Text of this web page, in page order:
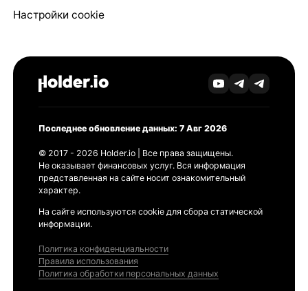
Настройки cookie
Последнее обновление данных: 7 Авг 2026
© 2017 - 2026 Holder.io | Все права защищены.
Не оказывает финансовых услуг. Вся информация
представленная на сайте носит ознакомительный
характер.
На сайте используются cookie для сбора статической
информации.
Политика конфиденциальности
Правила использования
Политика обработки персональных данных